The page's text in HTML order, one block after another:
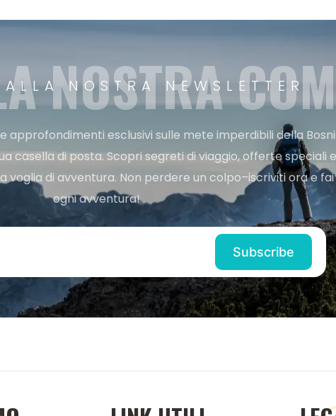
NOSTRA NEWSLETTER
NOSTRA
approfondimenti esclusivi sulle mete imperdibili della
casella di posta. Scopri segreti di viaggio, offerte speciali
di avventura. Non perdere un colpo–iscriviti ora e
ogni avventura!